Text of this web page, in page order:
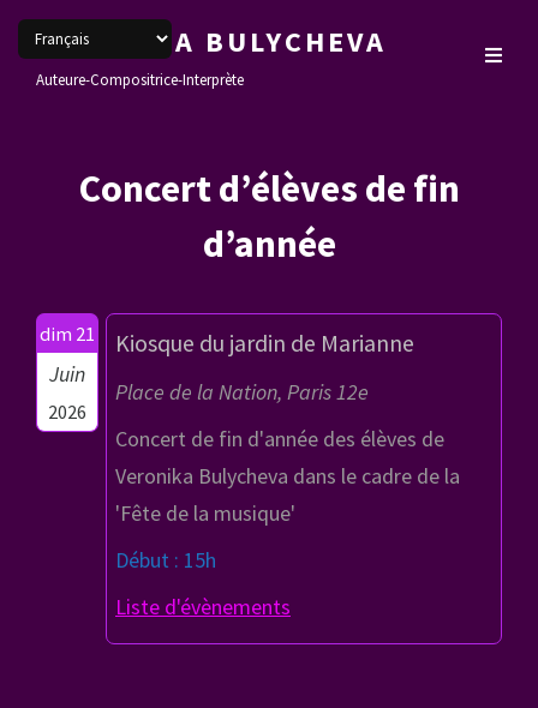
VERONIKA BULYCHEVA
Auteure-Compositrice-Interprète
Concert d’élèves de fin
d’année
dim 21
Juin
2026
Kiosque du jardin de Marianne
Place de la Nation, Paris 12e
Concert de fin d'année des élèves de
Veronika Bulycheva dans le cadre de la
'Fête de la musique'
Début : 15h
Liste d'évènements